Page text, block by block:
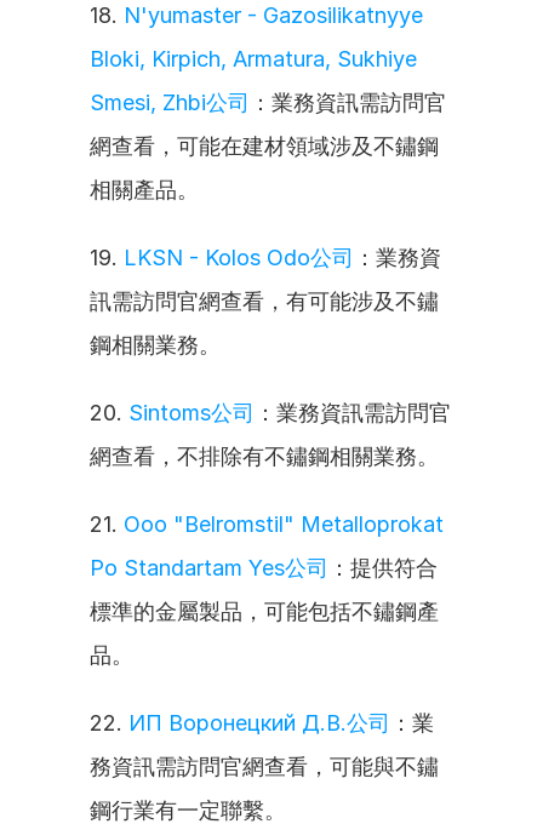
18. N'yumaster - Gazosilikatnyye
Bloki, Kirpich, Armatura, Sukhiye
Smesi, Zhbi公司 ：業務資訊需訪問官
網查看，可能在建材領域涉及不鏽鋼
相關產品。
19. LKSN - Kolos Odo公司 ：業務資
訊需訪問官網查看，有可能涉及不鏽
鋼相關業務。
20. Sintoms公司 ：業務資訊需訪問官
網查看，不排除有不鏽鋼相關業務。
21. Ooo "Belromstil" Metalloprokat
Po Standartam Yes公司 ：提供符合
標準的金屬製品，可能包括不鏽鋼產
品。
22. ИП Воронецкий Д.В.公司 ：業
務資訊需訪問官網查看，可能與不鏽
鋼行業有一定聯繫。